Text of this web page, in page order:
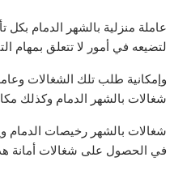
عاملة منزلية بالشهر الدمام
لتضيعه في أمور لا تتعلق بمهام
وإمكانية طلب تلك الشغالات
شغالات بالشهر الدمام وكذلك
شغالات بالشهر رخيصات الدمام
في الحصول على شغالات أمانة